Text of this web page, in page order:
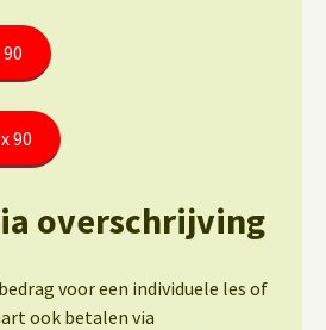
90
overschrijving
voor een individuele les of
ook betalen via